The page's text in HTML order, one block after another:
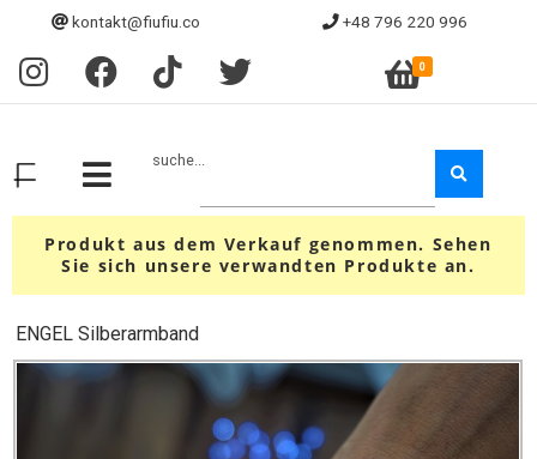
kontakt@fiufiu.co +48 796 220 996
0
suche...
Produkt aus dem Verkauf genommen. Sehen
Sie sich unsere verwandten Produkte an.
ENGEL Silberarmband